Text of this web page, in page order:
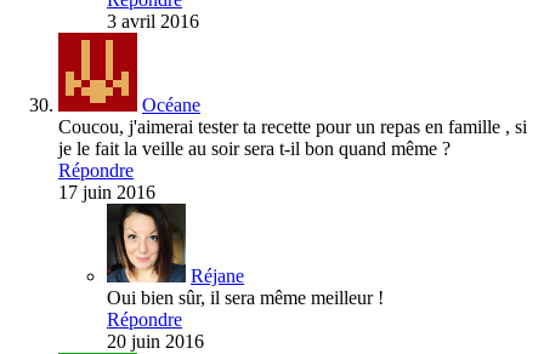
3 avril 2016
Océane
Coucou, j'aimerai tester ta recette pour un repas en famille , si
je le fait la veille au soir sera t-il bon quand même ?
Répondre
17 juin 2016
Réjane
Oui bien sûr, il sera même meilleur !
Répondre
20 juin 2016